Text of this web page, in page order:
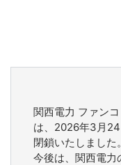
関西電力 ファン
は、2026年3月24
閉鎖いたしました。
今後は、関西電力